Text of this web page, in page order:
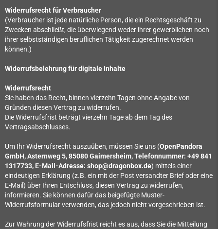
Widerrufsrecht für Verbraucher
(Verbraucher ist jede natürliche Person, die ein Rechtsgeschäft zu
Zwecken abschließt, die überwiegend weder ihrer gewerblichen noch
ihrer selbstständigen beruflichen Tätigkeit zugerechnet werden
können.)
Widerrufsbelehrung für digitale Inhalte
Widerrufsrecht
Sie haben das Recht, binnen vierzehn Tagen ohne Angabe von
Gründen diesen Vertrag zu widerrufen.
Die Widerrufsfrist beträgt vierzehn Tage ab dem Tag des
Vertragsabschlusses.
Um Ihr Widerrufsrecht auszuüben, müssen Sie uns (OpenPandora
GmbH, Asternweg 5, 85080 Gaimersheim, Telefonnummer: +49 841
1317733, E-Mail-Adresse: shop@dragonbox.de) mittels einer
eindeutigen Erklärung (z.B. ein mit der Post versandter Brief oder eine
E-Mail) über Ihren Entschluss, diesen Vertrag zu widerrufen,
informieren. Sie können dafür das beigefügte Muster-
Widerrufsformular verwenden, das jedoch nicht vorgeschrieben ist.
Zur Wahrung der Widerrufsfrist reicht es aus, dass Sie die Mitteilung